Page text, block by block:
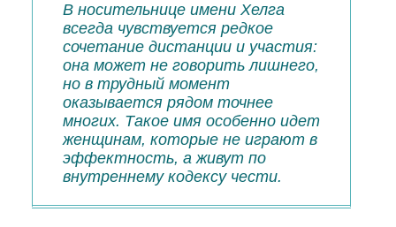
В носительнице имени Хелга
всегда чувствуется редкое
сочетание дистанции и участия:
она может не говорить лишнего,
но в трудный момент
оказывается рядом точнее
многих. Такое имя особенно идет
женщинам, которые не играют в
эффектность, а живут по
внутреннему кодексу чести.